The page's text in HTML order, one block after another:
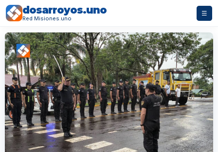
dosarroyos.uno
Red Misiones.uno
☰